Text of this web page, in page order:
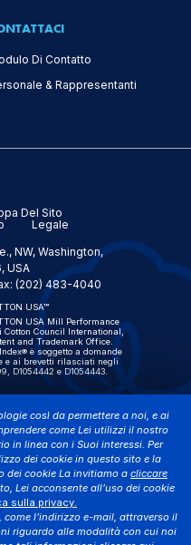
così da permettere a noi, e ai
come Lei utilizzi il nostro
in linea con i Suoi interessi. Per
dei cookie in questo sito e la
dei cookie La invitiamo a cliccare
Lei acconsente all’uso dei cookie
sulla privacy.
l’indirizzo e-mail, attraverso il
riguardo alle modalità con cui noi
Di Contatto
& Rappresentanti
Del Sito
Legale
NW, Washington,
USA
(202) 483-4040
USA™
USA Mill Performance
Council International,
and Trademark Office.
è soggetto a domande
e ai brevetti rilasciati negli
D1054442 e D1054443.